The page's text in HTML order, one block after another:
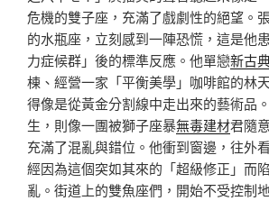
危機的雙子座，充滿了戲劇性的絕望。
的水瓶座，立刻感到一陣恐慌，這是他
力症候群」後的標準反應。他單戀新古
棟、經營一家「平衡美學」咖啡館的林
得像是從黃金分割線中走出來的藝術品
生，則像一團被獅子座暴無毒建材君隨
充滿了混亂與錯位。他衝到窗邊，往外
經因為這個突如其來的「超級修正」而
亂。街道上的雙魚座們，開始不受控制